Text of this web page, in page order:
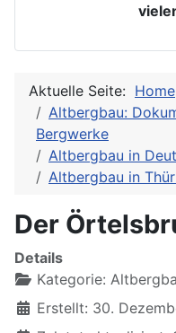
Aktuelle Seite: Home
Altbergbau:
Bergwerke
Altbergbau in
Altbergbau in
Der
Details
Kategorie:
Erstellt: 30.